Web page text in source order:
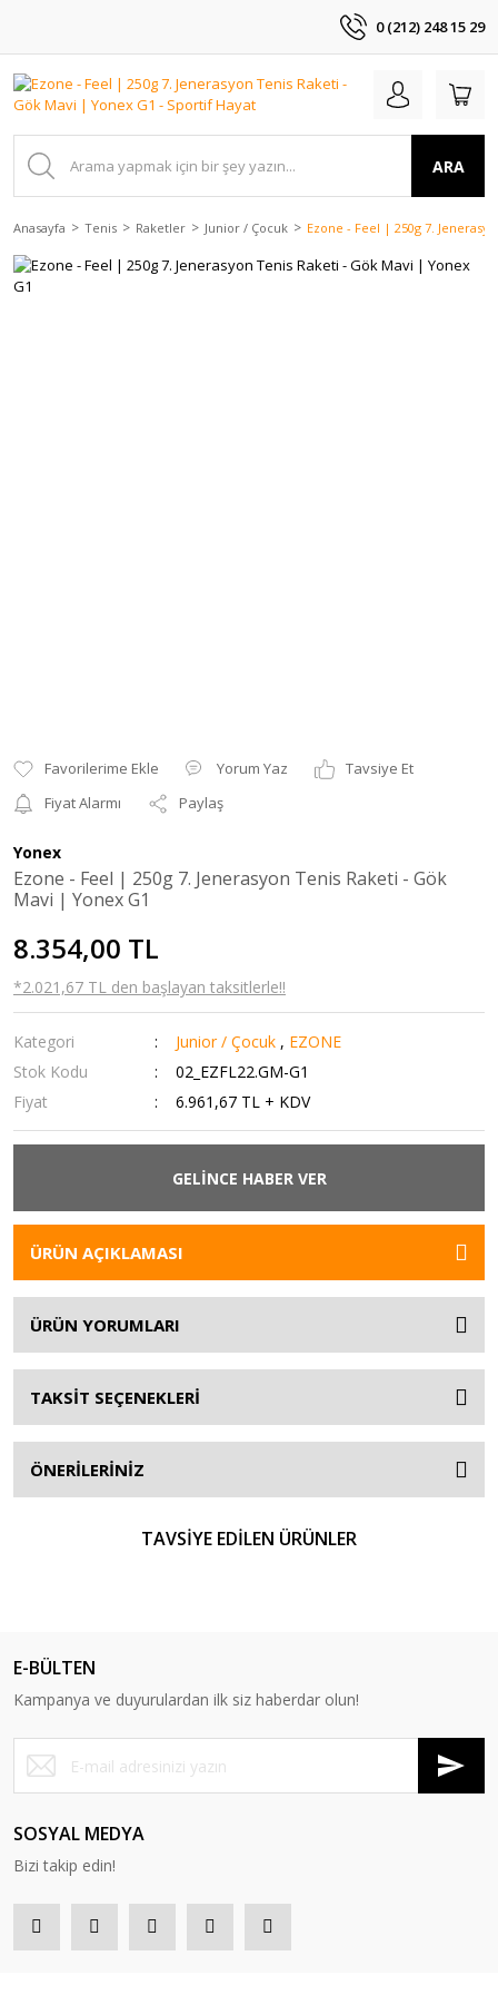
0 (212) 248 15 29
ARA
Anasayfa Tenis Raketler Junior / Çocuk Ezone - Feel | 250g 7.
Yorum Yaz
Tavsiye Et
Fiyat Alarmı
Paylaş
Yonex
Ezone - Feel | 250g 7. Jenerasyon Tenis Raketi - Gök
Mavi | Yonex G1
8.354,00 TL
*2.021,67 TL den başlayan taksitlerle!!
Kategori Junior / Çocuk , EZONE
Stok Kodu
02_EZFL22.GM-G1
Fiyat
6.961,67 TL + KDV
GELİNCE HABER VER
ÜRÜN AÇIKLAMASI
ÜRÜN YORUMLARI
TAKSİT SEÇENEKLERİ
ÖNERİLERİNİZ
TAVSİYE EDİLEN ÜRÜNLER
E-BÜLTEN
Kampanya ve duyurulardan ilk siz haberdar olun!
SOSYAL MEDYA
Bizi takip edin!